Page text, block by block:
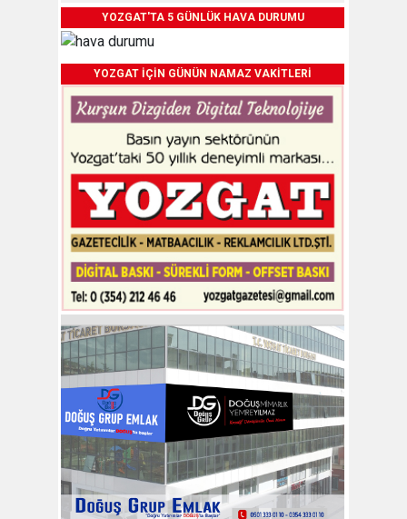
YOZGAT'TA 5 GÜNLÜK HAVA DURUMU
YOZGAT İÇİN GÜNÜN NAMAZ VAKİTLERİ